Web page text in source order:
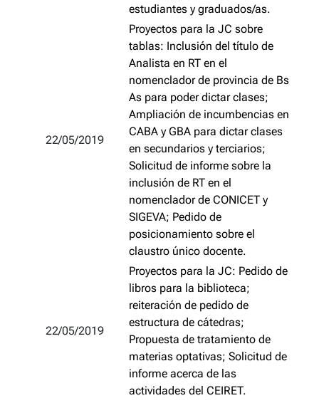
estudiantes y graduados/as.
22/05/2019
Proyectos para la JC sobre
tablas: Inclusión del título de
Analista en RT en el
nomenclador de provincia de Bs
As para poder dictar clases;
Ampliación de incumbencias en
CABA y GBA para dictar clases
en secundarios y terciarios;
Solicitud de informe sobre la
inclusión de RT en el
nomenclador de CONICET y
SIGEVA; Pedido de
posicionamiento sobre el
claustro único docente.
22/05/2019
Proyectos para la JC: Pedido de
libros para la biblioteca;
reiteración de pedido de
estructura de cátedras;
Propuesta de tratamiento de
materias optativas; Solicitud de
informe acerca de las
actividades del CEIRET.